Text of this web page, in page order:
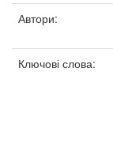
Автори:
Ключові слова: